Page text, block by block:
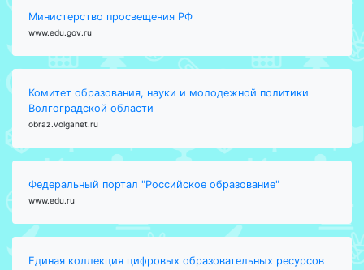
Министерство просвещения РФ
www.edu.gov.ru
Комитет образования, науки и молодежной политики
Волгоградской области
obraz.volganet.ru
Федеральный портал "Российское образование"
www.edu.ru
Единая коллекция цифровых образовательных ресурсов